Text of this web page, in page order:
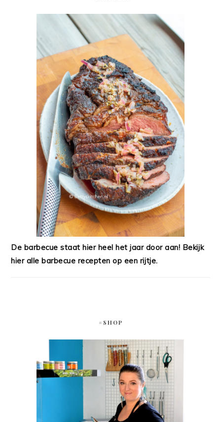
De barbecue staat hier heel het jaar door aan! Bekijk
hier alle barbecue recepten op een rijtje.
#SHOP